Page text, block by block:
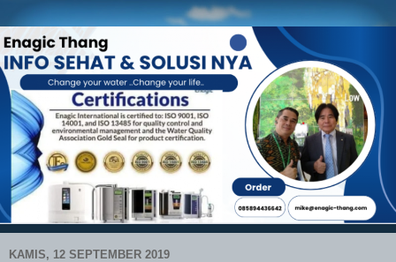
KAMIS, 12 SEPTEMBER 2019